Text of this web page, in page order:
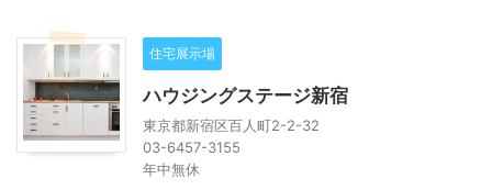
住宅展示場
ハウジングステージ新宿
東京都新宿区百人町2-2-32
03-6457-3155
年中無休